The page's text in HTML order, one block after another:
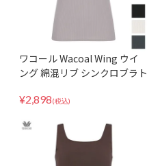
ワコール Wacoal Wing ウイ
ング 綿混リブ シンクロブラト
ブラキャミ カップ付きインナ
¥2,898(税込)